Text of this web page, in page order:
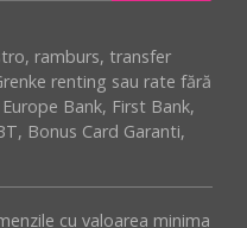
ramburs, transfer
renting sau rate fără
Bank, First Bank,
Bonus Card Garanti,
cu valoarea minima